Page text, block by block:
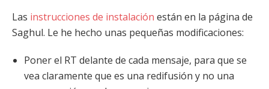
Las instrucciones de instalación están en la página de
Saghul. Le he hecho unas pequeñas modificaciones:
Poner el RT delante de cada mensaje, para que se
vea claramente que es una redifusión y no una